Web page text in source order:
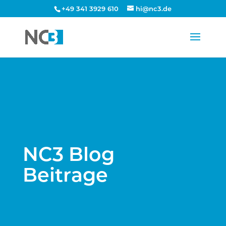
+49 341 3929 610 hi@nc3.de
NC3 Blog
Beitrage